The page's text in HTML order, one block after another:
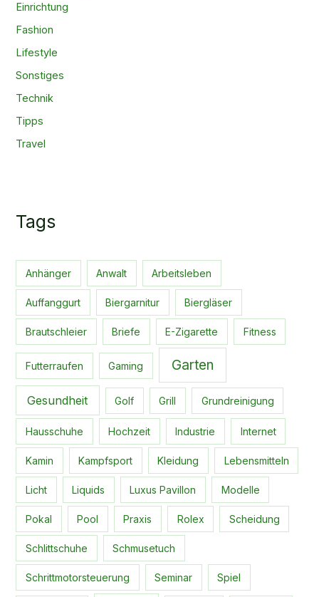
Einrichtung
Fashion
Lifestyle
Sonstiges
Technik
Tipps
Travel
Tags
Anhänger Anwalt Arbeitsleben
Auffanggurt Biergarnitur Biergläser
Brautschleier Briefe E-Zigarette Fitness
Futterraufen Gaming Garten
Gesundheit Golf Grill Grundreinigung
Hausschuhe Hochzeit Industrie Internet
Kamin Kampfsport Kleidung Lebensmitteln
Licht Liquids Luxus Pavillon Modelle
Pokal Pool Praxis Rolex Scheidung
Schlittschuhe Schmusetuch
Schrittmotorsteuerung Seminar Spiel